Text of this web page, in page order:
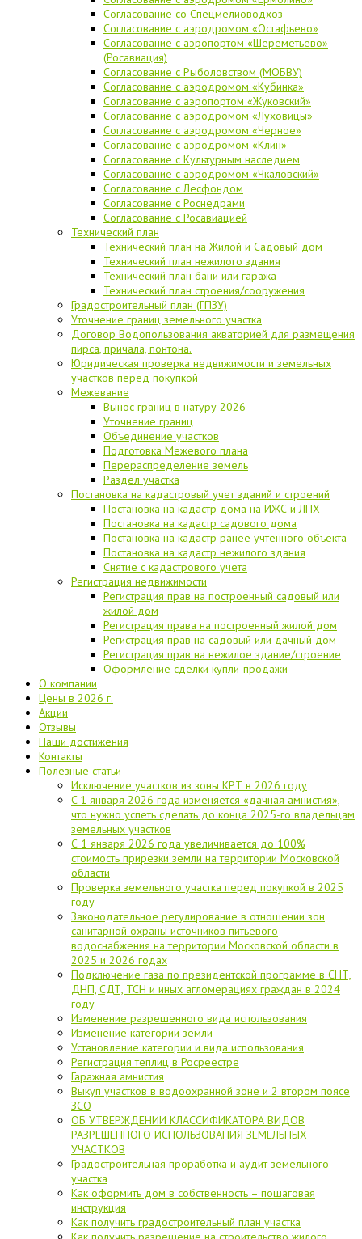
Согласование со Спецмелиоводхоз
Согласование с аэродромом «Остафьево»
Согласование с аэропортом «Шереметьево»
(Росавиация)
Согласование с Рыболовством (МОБВУ)
Согласование с аэродромом «Кубинка»
Согласование с аэропортом «Жуковский»
Согласование с аэродромом «Луховицы»
Согласование с аэродромом «Черное»
Согласование с аэродромом «Клин»
Согласование с Культурным наследием
Согласование с аэродромом «Чкаловский»
Согласование с Лесфондом
Согласование с Роснедрами
Согласование с Росавиацией
Технический план
Технический план на Жилой и Садовый дом
Технический план нежилого здания
Технический план бани или гаража
Технический план строения/сооружения
Градостроительный план (ГПЗУ)
Уточнение границ земельного участка
Договор Водопользования акваторией для размещения
пирса, причала, понтона.
Юридическая проверка недвижимости и земельных
участков перед покупкой
Межевание
Вынос границ в натуру 2026
Уточнение границ
Объединение участков
Подготовка Межевого плана
Перераспределение земель
Раздел участка
Постановка на кадастровый учет зданий и строений
Постановка на кадастр дома на ИЖС и ЛПХ
Постановка на кадастр садового дома
Постановка на кадастр ранее учтенного объекта
Постановка на кадастр нежилого здания
Снятие с кадастрового учета
Регистрация недвижимости
Регистрация прав на построенный садовый или
жилой дом
Регистрация права на построенный жилой дом
Регистрация прав на садовый или дачный дом
Регистрация прав на нежилое здание/строение
Оформление сделки купли-продажи
О компании
Цены в 2026 г.
Акции
Отзывы
Наши достижения
Контакты
Полезные статьи
Исключение участков из зоны КРТ в 2026 году
C 1 января 2026 года изменяется «дачная амнистия»,
что нужно успеть сделать до конца 2025-го владельцам
земельных участков
С 1 января 2026 года увеличивается до 100%
стоимость прирезки земли на территории Московской
области
Проверка земельного участка перед покупкой в 2025
году
Законодательное регулирование в отношении зон
санитарной охраны источников питьевого
водоснабжения на территории Московской области в
2025 и 2026 годах
Подключение газа по президентской программе в СНТ,
ДНП, СДТ, ТСН и иных агломерациях граждан в 2024
году
Изменение разрешенного вида использования
Изменение категории земли
Установление категории и вида использования
Регистрация теплиц в Росреестре
Гаражная амнистия
Выкуп участков в водоохранной зоне и 2 втором поясе
ЗСО
ОБ УТВЕРЖДЕНИИ КЛАССИФИКАТОРА ВИДОВ
РАЗРЕШЕННОГО ИСПОЛЬЗОВАНИЯ ЗЕМЕЛЬНЫХ
УЧАСТКОВ
Градостроительная проработка и аудит земельного
участка
Как оформить дом в собственность – пошаговая
инструкция
Как получить градостроительный план участка